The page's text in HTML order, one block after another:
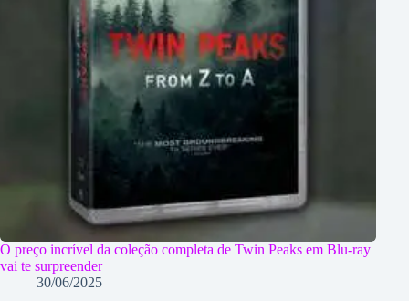
O preço incrível da coleção completa de Twin Peaks em Blu-ray
vai te surpreender
30/06/2025